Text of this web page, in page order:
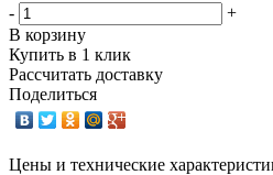
-
+
В корзину
Купить в 1 клик
Рассчитать доставку
Поделиться
Цены и технические